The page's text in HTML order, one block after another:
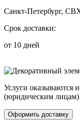
Санкт-Петербург,
Срок доставки:
от 10 дней
Услуги оказываются
(юридическим лицам)
Оформить доставку